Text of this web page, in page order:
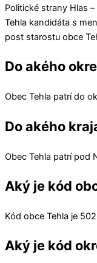
Politické strany Hlas
Tehla kandidáta s
post starostu obce
Do akého
Obec Tehla patrí do
Do akého
Obec Tehla patrí pod
Aký je kód
Kód obce Tehla je
Aký je kód